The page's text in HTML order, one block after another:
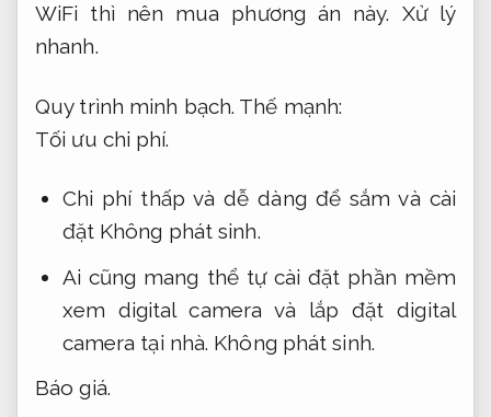
WiFi thì nên mua phương án này. Xử lý
nhanh.
Quy trình minh bạch. Thế mạnh:
Tối ưu chi phí.
Chi phí thấp và dễ dàng để sắm và cài
đặt Không phát sinh.
Ai cũng mang thể tự cài đặt phần mềm
xem digital camera và lắp đặt digital
camera tại nhà. Không phát sinh.
Báo giá.